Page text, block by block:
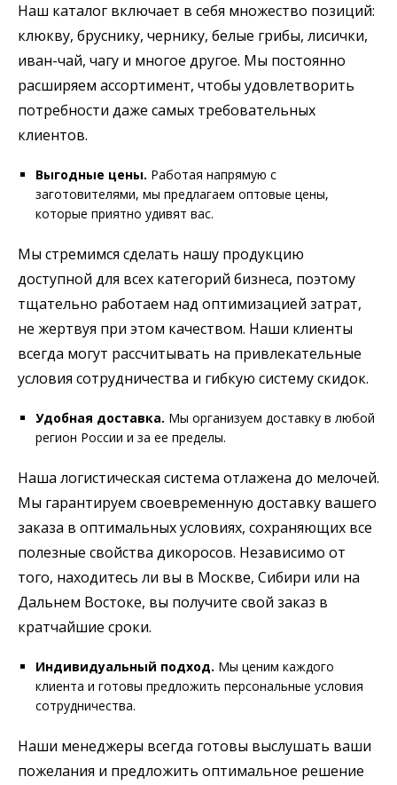
Наш каталог включает в себя множество позиций:
клюкву, бруснику, чернику, белые грибы, лисички,
иван-чай, чагу и многое другое. Мы постоянно
расширяем ассортимент, чтобы удовлетворить
потребности даже самых требовательных
клиентов.
Выгодные цены. Работая напрямую с
заготовителями, мы предлагаем оптовые цены,
которые приятно удивят вас.
Мы стремимся сделать нашу продукцию
доступной для всех категорий бизнеса, поэтому
тщательно работаем над оптимизацией затрат,
не жертвуя при этом качеством. Наши клиенты
всегда могут рассчитывать на привлекательные
условия сотрудничества и гибкую систему скидок.
Удобная доставка. Мы организуем доставку в любой
регион России и за ее пределы.
Наша логистическая система отлажена до мелочей.
Мы гарантируем своевременную доставку вашего
заказа в оптимальных условиях, сохраняющих все
полезные свойства дикоросов. Независимо от
того, находитесь ли вы в Москве, Сибири или на
Дальнем Востоке, вы получите свой заказ в
кратчайшие сроки.
Индивидуальный подход. Мы ценим каждого
клиента и готовы предложить персональные условия
сотрудничества.
Наши менеджеры всегда готовы выслушать ваши
пожелания и предложить оптимальное решение